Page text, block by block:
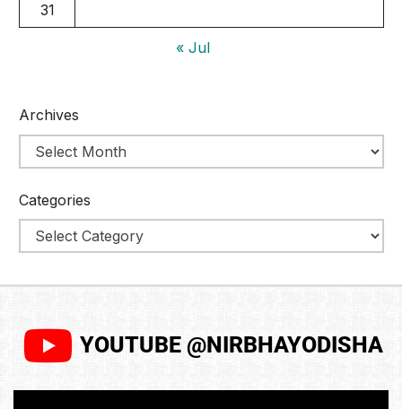
31
« Jul
Archives
Categories
YOUTUBE @NIRBHAYODISHA